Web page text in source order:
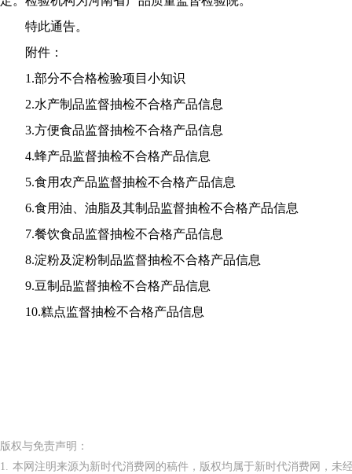
特此通告。
附件：
1.部分不合格检验项目小知识
2.水产制品监督抽检不合格产品信息
3.方便食品监督抽检不合格产品信息
4.蜂产品监督抽检不合格产品信息
5.食用农产品监督抽检不合格产品信息
6.食用油、油脂及其制品监督抽检不合格产品信息
7.餐饮食品监督抽检不合格产品信息
8.淀粉及淀粉制品监督抽检不合格产品信息
9.豆制品监督抽检不合格产品信息
10.糕点监督抽检不合格产品信息
版权与免责声明：
1. 本网注明来源为新时代消费网的稿件，版权均属于新时代消费网，未